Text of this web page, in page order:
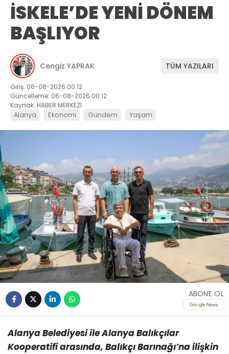
İSKELE’DE YENİ DÖNEM
BAŞLIYOR
Cengiz YAPRAK TÜM YAZILARI
Giriş: 06-08-2026 00:12
Güncelleme: 06-08-2026 00:12
Kaynak: HABER MERKEZI
Alanya Ekonomi Gündem Yaşam
ABONE OL
Alanya Belediyesi ile Alanya Balıkçılar
Kooperatifi arasında, Balıkçı Barınağı’na ilişkin